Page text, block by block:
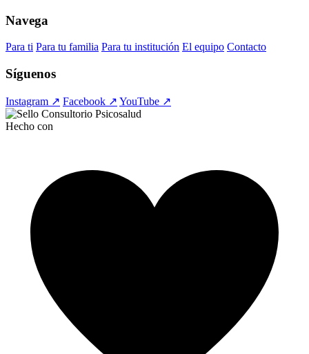
Navega
Para ti Para tu familia Para tu institución El equipo Contacto
Síguenos
Instagram ↗ Facebook ↗ YouTube ↗
Hecho con